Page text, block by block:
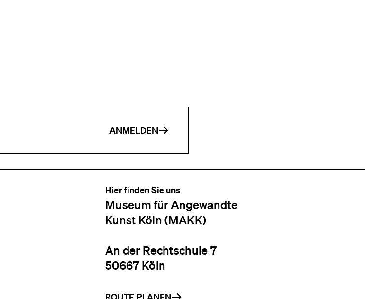
ANMELDEN
Hier finden Sie uns
Museum für Angewandte
Kunst Köln (MAKK)
An der Rechtschule 7
50667 Köln